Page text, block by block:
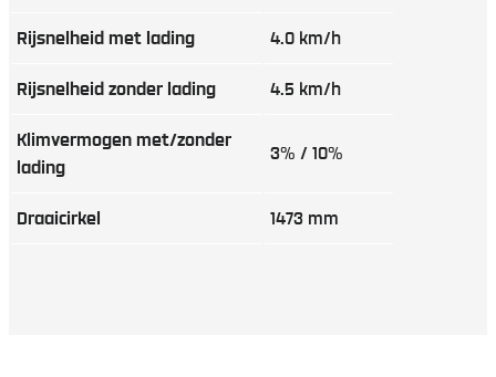
Rijsnelheid met lading 4.0 km/h
Rijsnelheid zonder lading 4.5 km/h
Klimvermogen met/zonder
lading
3% / 10%
Draaicirkel 1473 mm